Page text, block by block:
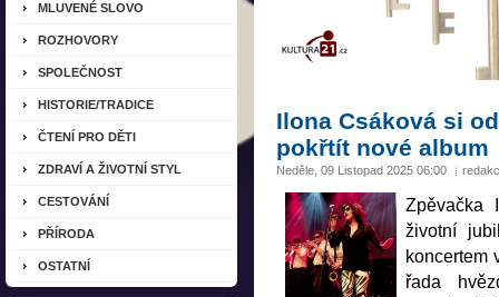
Ilona Csáková si
pokřtít nové album
Neděle, 09 Listopad 2025 06:00
Zpěvačka
životní
koncertem
řada
MLUVENÉ SLOVO
ROZHOVORY
SPOLEČNOST
HISTORIE/TRADICE
ČTENÍ PRO DĚTI
ZDRAVÍ A ŽIVOTNÍ STYL
CESTOVÁNÍ
PŘÍRODA
OSTATNÍ